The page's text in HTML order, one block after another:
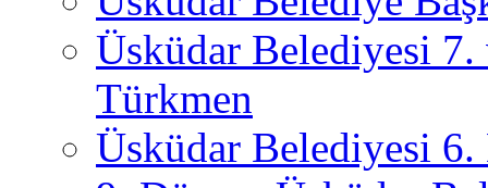
Üsküdar Belediyesi
Türkmen
Üsküdar Belediyesi 6.